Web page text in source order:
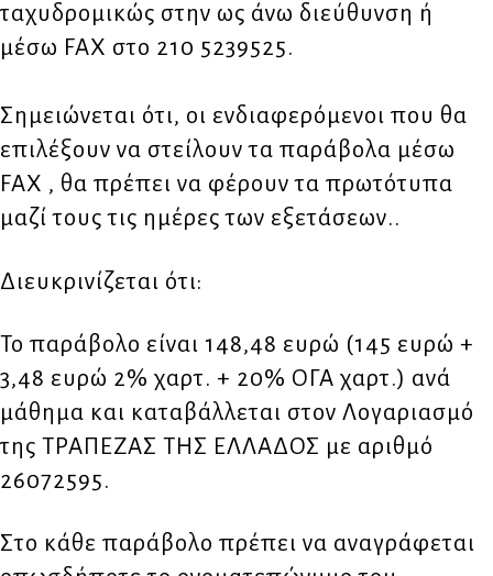
ταχυδρομικώς στην ως άνω διεύθυνση ή
μέσω FAX στο 210 5239525.
Σημειώνεται ότι, οι ενδιαφερόμενοι που θα
επιλέξουν να στείλουν τα παράβολα μέσω
FAX , θα πρέπει να φέρουν τα πρωτότυπα
μαζί τους τις ημέρες των εξετάσεων..
Διευκρινίζεται ότι:
Το παράβολο είναι 148,48 ευρώ (145 ευρώ +
3,48 ευρώ 2% χαρτ. + 20% ΟΓΑ χαρτ.) ανά
μάθημα και καταβάλλεται στον Λογαριασμό
της ΤΡΑΠΕΖΑΣ ΤΗΣ ΕΛΛΑΔΟΣ με αριθμό
26072595.
Στο κάθε παράβολο πρέπει να αναγράφεται